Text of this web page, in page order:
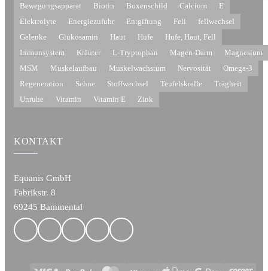
Bewegungsapparat
Biotin Boxenschild Calcium
E
Elektrolyte
Energiezufuhr Entgiftung Fell
fellwechsel
Gelenke
Glukosamin Haut Hufe
Hufe, Haut, Fell
Immunsystem
Kräuter L-Tryptophan Magen-Darm
Magnesium
MSM
Muskelaufbau Muskelwachstum Nervosität
Omega-3
Regeneration
Sehne Stoffwechsel Teufelskralle
Trägheit
Unruhe
Vitamin Vitamin E Zink
KONTAKT
Equanis GmbH
Fabrikstr. 8
69245 Bammental